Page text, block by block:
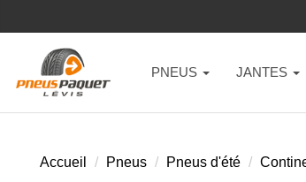
PNEUS JANTES
Accueil Pneus Pneus d'été